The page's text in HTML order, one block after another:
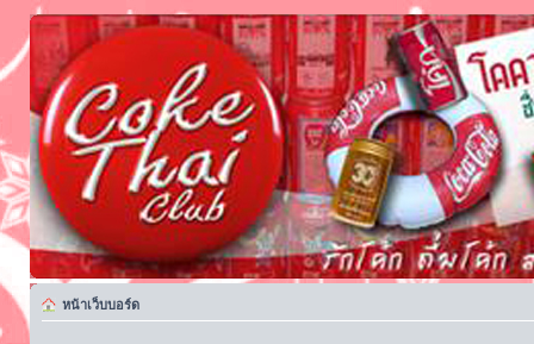
หน้าเว็บบอร์ด